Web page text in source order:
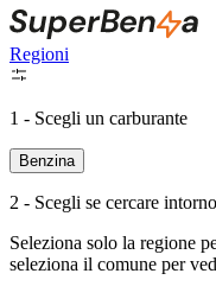
Regioni
1 - Scegli un carburante
Benzina
2 - Scegli se cercare
Seleziona solo la regione
seleziona il comune per